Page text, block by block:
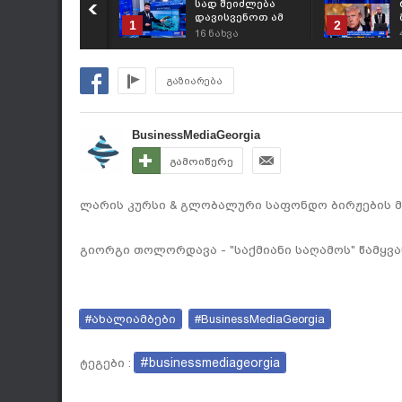
1
სად შეიძლება
დავისვენოთ ამ
ზაფხულს? -
16 ნახვა
2
გაზიარება
BusinessMediaGeorgia
გამოიწერე
ლარის კურსი & გლობალური საფონდო ბირჟების
გიორგი თოლორდავა - "საქმიანი საღამოს"
#ახალიამბები #BusinessMediaGeorgia
ტეგები : #businessmediageorgia